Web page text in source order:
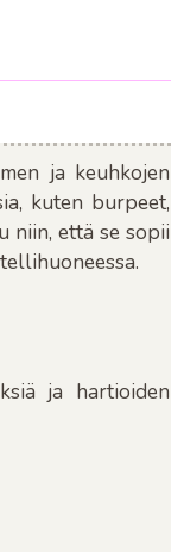
ja keuhkojen
kuten burpeet,
niin, että se sopii
ja hartioiden